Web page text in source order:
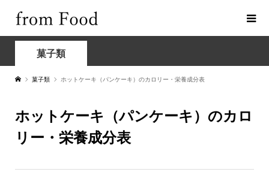
菓子類
菓子類 ホットケーキ（パンケーキ）のカロリー・栄養成分表
ホットケーキ（パンケーキ）のカロ
リー・栄養成分表